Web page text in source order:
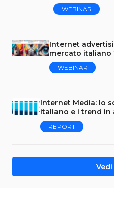
WEBINAR
Internet
mercato italiano
WEBINAR
Internet Media: lo
italiano e i trend in
REPORT